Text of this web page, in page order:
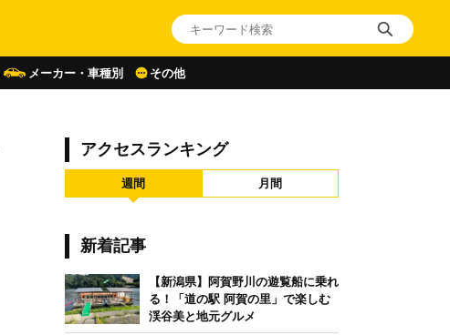
メーカー・車種別 その他
アクセスランキング
週間 月間
新着記事
【新潟県】阿賀野川の遊覧船に乗れ
る！「道の駅 阿賀の里」で楽しむ
渓谷美と地元グルメ